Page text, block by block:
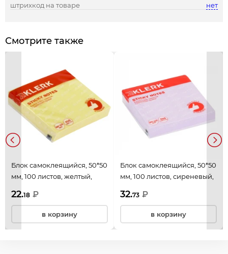
штрихкод на товаре
нет
Смотрите также
Блок самоклеящийся, 50*50
мм, 100 листов, желтый,
213649
22.18 ₽
в корзину
Блок самоклеящийся, 50*50
мм, 100 листов, сиреневый,
213652
32.73 ₽
в корзину